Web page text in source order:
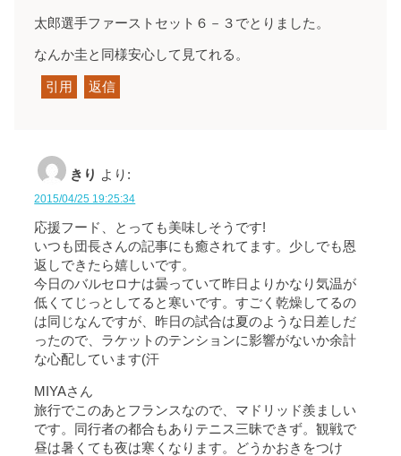
太郎選手ファーストセット６－３でとりました。
なんか圭と同様安心して見てれる。
引用 返信
きり より:
2015/04/25 19:25:34
応援フード、とっても美味しそうです!
いつも団長さんの記事にも癒されてます。少しでも恩
返しできたら嬉しいです。
今日のバルセロナは曇っていて昨日よりかなり気温が
低くてじっとしてると寒いです。すごく乾燥してるの
は同じなんですが、昨日の試合は夏のような日差しだ
ったので、ラケットのテンションに影響がないか余計
な心配しています(汗
MIYAさん
旅行でこのあとフランスなので、マドリッド羨ましい
です。同行者の都合もありテニス三昧できず。観戦で
昼は暑くても夜は寒くなります。どうかおきをつけ